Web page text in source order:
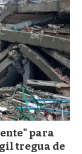
para
tregua de